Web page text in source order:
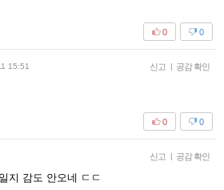
0
0
15:51 신고 | 공감 확인
0
0
신고 | 공감 확인
지 감도 안오네 ㄷㄷ